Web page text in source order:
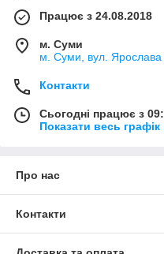
Працює з 24.08.2018
м. Суми
м. Суми, вул.
Контакти
Сьогодні працює з
Показати весь
Про нас
Контакти